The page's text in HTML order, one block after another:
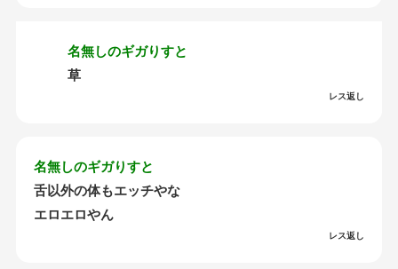
名無しのギガりすと
草
レス返し
名無しのギガりすと
舌以外の体もエッチやな
エロエロやん
レス返し